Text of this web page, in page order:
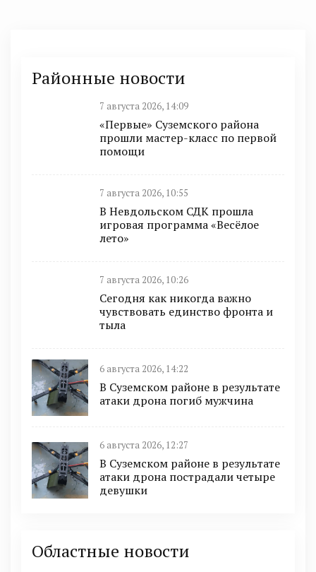
Районные новости
7 августа 2026, 14:09
«Первые» Суземского района
прошли мастер-класс по первой
помощи
7 августа 2026, 10:55
В Невдольском СДК прошла
игровая программа «Весёлое
лето»
7 августа 2026, 10:26
Сегодня как никогда важно
чувствовать единство фронта и
тыла
6 августа 2026, 14:22
В Суземском районе в результате
атаки дрона погиб мужчина
6 августа 2026, 12:27
В Суземском районе в результате
атаки дрона пострадали четыре
девушки
Областные новости